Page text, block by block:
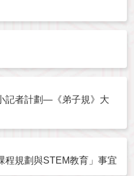
記者計劃—《弟子規》大
程規劃與STEM教育」事宜